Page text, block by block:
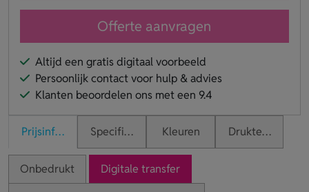
Offerte aanvragen
Altijd een gratis digitaal voorbeeld
Persoonlijk contact voor hulp & advies
Klanten beoordelen ons met een 9.4
PrijsinformatieSpecificaties Kleuren Druktechnieken
Onbedrukt
Digitale transfer